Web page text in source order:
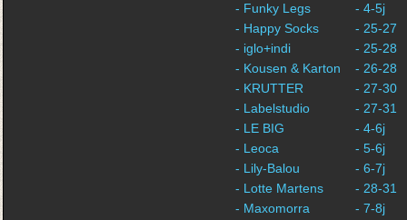
- Funky Legs
- Happy Socks
- iglo+indi
- Kousen & Karton
- KRUTTER
- Labelstudio
- LE BIG
- Leoca
- Lily-Balou
- Lotte Martens
- Maxomorra
- 4-5j
- 25-27
- 25-28
- 26-28
- 27-30
- 27-31
- 4-6j
- 5-6j
- 6-7j
- 28-31
- 7-8j